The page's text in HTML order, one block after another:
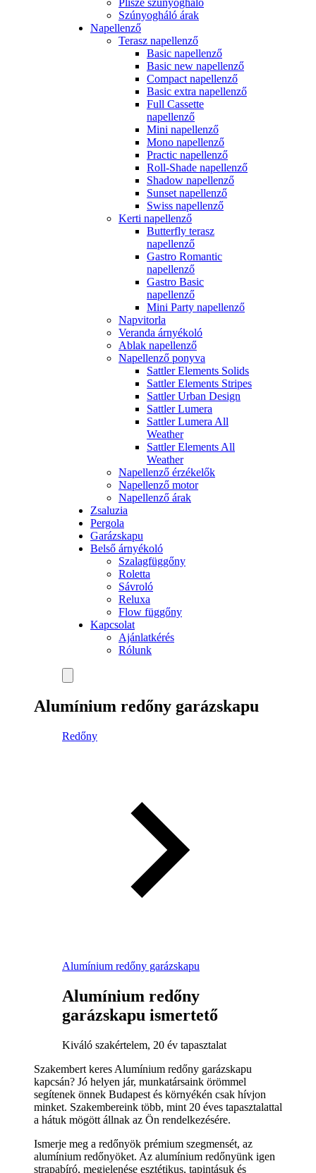
Pliszé szúnyogháló
Szúnyogháló árak
Napellenző
Terasz napellenző
Basic napellenző
Basic new napellenző
Compact napellenző
Basic extra napellenző
Full Cassette
napellenző
Mini napellenző
Mono napellenző
Practic napellenző
Roll-Shade napellenző
Shadow napellenző
Sunset napellenző
Swiss napellenző
Kerti napellenző
Butterfly terasz
napellenző
Gastro Romantic
napellenző
Gastro Basic
napellenző
Mini Party napellenző
Napvitorla
Veranda árnyékoló
Ablak napellenző
Napellenző ponyva
Sattler Elements Solids
Sattler Elements Stripes
Sattler Urban Design
Sattler Lumera
Sattler Lumera All
Weather
Sattler Elements All
Weather
Napellenző érzékelők
Napellenző motor
Napellenző árak
Zsaluzia
Pergola
Garázskapu
Belső árnyékoló
Szalagfüggőny
Roletta
Sávroló
Reluxa
Flow függőny
Kapcsolat
Ajánlatkérés
Rólunk
Alumínium redőny garázskapu
Redőny
Alumínium redőny garázskapu
Alumínium redőny
garázskapu ismertető
Kiváló szakértelem, 20 év tapasztalat
Szakembert keres Alumínium redőny garázskapu
kapcsán? Jó helyen jár, munkatársaink örömmel
segítenek önnek Budapest és környékén csak hívjon
minket. Szakembereink több, mint 20 éves tapasztalattal
a hátuk mögött állnak az Ön rendelkezésére.
Ismerje meg a redőnyök prémium szegmensét, az
alumínium redőnyöket. Az alumínium redőnyünk igen
strapabíró, megjelenése esztétikus, tapintásuk és